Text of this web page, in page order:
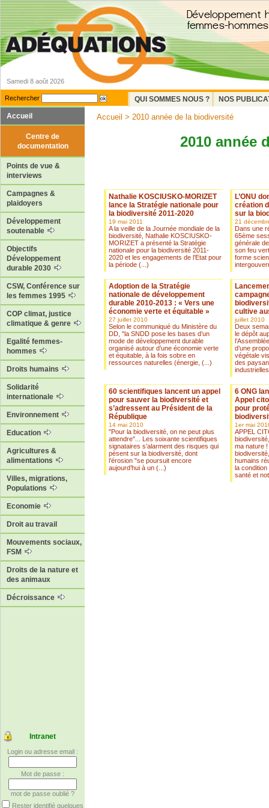
Samedi 8 août 2026
Rechercher QUI SOMMES NOUS ?
NOS
Accueil
Centre de
documentation
Points de vue &
interviews
Campagnes &
plaidoyers
Développement
soutenable
Objectifs
Développement
durable 2030
CSW, Conférence sur
les femmes 1995
COP climat, justice
climatique & genre
Egalité femmes-
hommes
Droits humains
Solidarité
internationale
Environnement
Education
Agricultures &
alimentations
Villes, migrations,
Populations
Economie
Droit au travail
Mouvements sociaux,
FSM
Droits de la nature et
des animaux
Décroissance
Intranet
Login ou adresse email :
Mot de passe :
mot de passe oublié ?
Rester identifié quelques
Accueil > 2010 année de la biodiversité
2010 année
Nathalie KOSCIUSKO-MORIZET
lance la Stratégie nationale pour
la biodiversité 2011-2020
19 mai 2011
A la veille de la Journée mondiale de la
biodiversité, Nathalie KOSCIUSKO-
MORIZET a présenté la Stratégie
nationale pour la biodiversité 2011-
2020 et les engagements de l’Etat pour
la période (...)
L’ONU
création
sur la
21
Dans une
65ème
générale
son feu
forme
Adoption de la Stratégie
nationale de développement
durable 2010-2013 : « Vers une
économie verte et équitable »
27 juillet 2010
Selon le communiqué du Ministère du
DD, "la SNDD pose les bases d’un
mode de développement durable
organisé autour d’une économie verte
et équitable, à la fois sobre en
ressources naturelles (énergie, (...)
cultive
juillet 2010
Deux
le dépôt
d’une
végétale
des
60 scientifiques lancent un appel
pour sauver la biodiversité et
s’adressent au Président de la
République
14 mai 2010
"Pour la biodiversité, on ne peut plus
attendre"... Les soixante scientifiques
signataires s’alarment des risques qui
pèsent sur la biodiversité, dont
l’érosion "se poursuit encore
aujourd’hui à un (...)
6 ONG
Appel
pour
1er mai
APPEL
ma nature !
humains
la
santé et